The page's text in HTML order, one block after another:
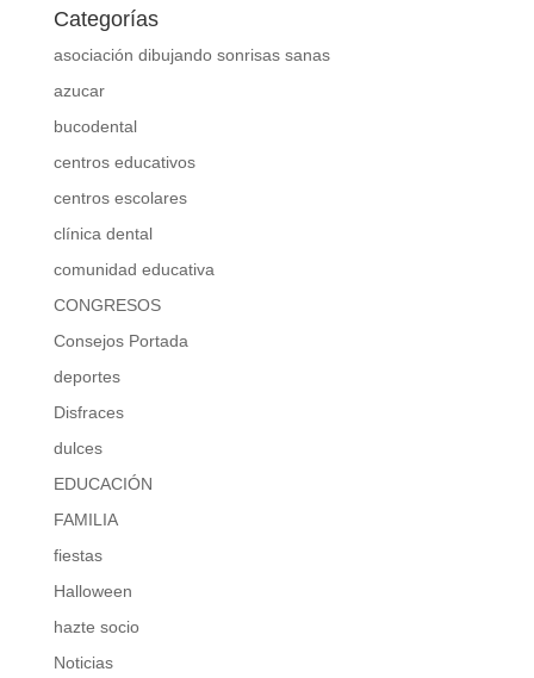
Categorías
asociación dibujando sonrisas sanas
azucar
bucodental
centros educativos
centros escolares
clínica dental
comunidad educativa
CONGRESOS
Consejos Portada
deportes
Disfraces
dulces
EDUCACIÓN
FAMILIA
fiestas
Halloween
hazte socio
Noticias